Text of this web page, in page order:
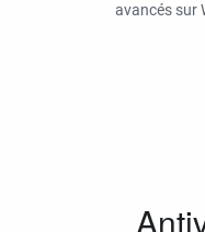
avancés sur